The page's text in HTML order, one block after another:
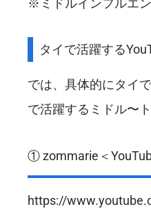
タイで活躍する
では、具体的にタイ
で活躍するミドル〜
① zommarie＜
https://